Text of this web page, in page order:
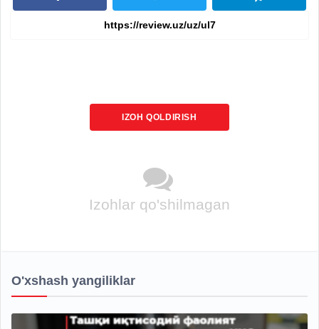
IZOH QOLDIRISH
Izohlar qo'shilmagan
O'xshash yangiliklar